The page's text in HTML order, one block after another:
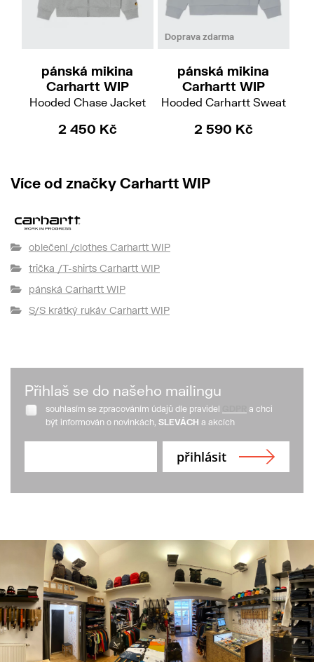
pánská mikina
Carhartt WIP
Hooded Chase Jacket
2 450 Kč
Doprava zdarma
L
pánská mikina
Carhartt WIP
Hooded Carhartt Sweat
2 590 Kč
Více od značky Carhartt WIP
oblečení /clothes Carhartt WIP
trička /T-shirts Carhartt WIP
pánská Carhartt WIP
S/S krátký rukáv Carhartt WIP
Přihlaš se do našeho mailingu
souhlasím se zpracováním údajů dle pravidel
a chci
být informován o novinkách, SLEVÁCH a akcích